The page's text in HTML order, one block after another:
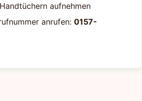
aufnehmen
anrufen: 0157-